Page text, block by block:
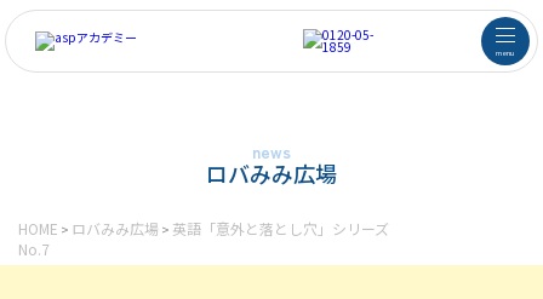
menu
news
ロバみみ広場
HOME > ロバみみ広場 > 英語「意外と落とし穴」シリーズ
No.7